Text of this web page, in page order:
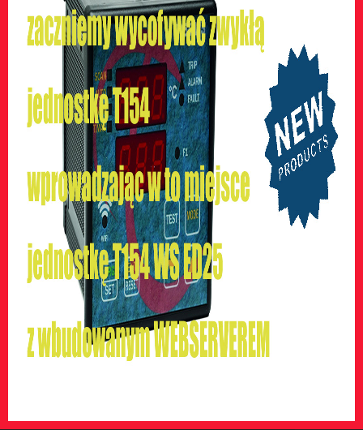
Systemy BARRA
Nowatorski i kompletny system
wentylacji - TRBH
Gotowe panele sterowania, panele
indywidualne
Pomiar warunków w komorach
transformatorów
Akcesoria
Zasilacze
Przetworniki
Symulatory